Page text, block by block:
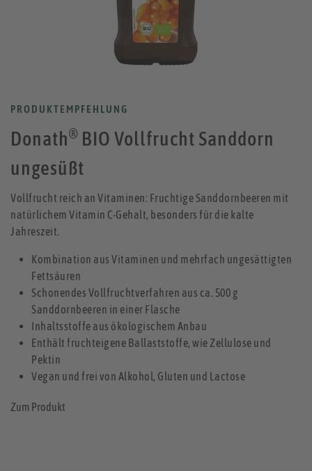
PRODUKTEMPFEHLUNG
Donath® BIO Vollfrucht Sanddorn
ungesüßt
Vollfrucht reich an Vitaminen: Fruchtige Sanddornbeeren mit
natürlichem Vitamin C-Gehalt, besonders für die kalte
Jahreszeit.
Kombination aus Vitaminen und mehrfach ungesättigten
Fettsäuren
Schonendes Vollfruchtverfahren aus ca. 500 g
Sanddornbeeren in einer Flasche
Inhaltsstoffe aus ökologischem Anbau
Enthält fruchteigene Ballaststoffe, wie Zellulose und
Pektin
Vegan und frei von Alkohol, Gluten und Lactose
Zum Produkt